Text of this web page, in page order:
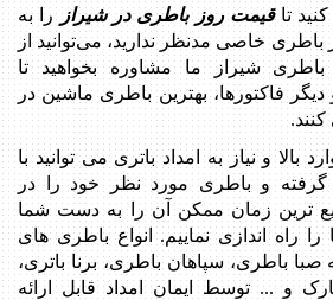
تاقیمت روز باطری در شیراز را به
باطری خاصی مدنظر ندارید، می‌توانید از
شیراز ما مشاوره بخواهید تا
فاکتورها، بهترین باطری ماشین در
بالا و نیاز به امداد باتری می توانید با
و باطری مورد نظر خود را در
ترین زمان ممکن آن را به دست شما
راه اندازی نماییم. انواع باطری های
باطری، سپاهان باطری، برنا باتری،
و ... توسط ایمان امداد قابل ارائه